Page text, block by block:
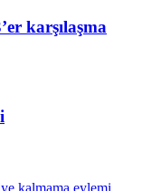
karşılaşma